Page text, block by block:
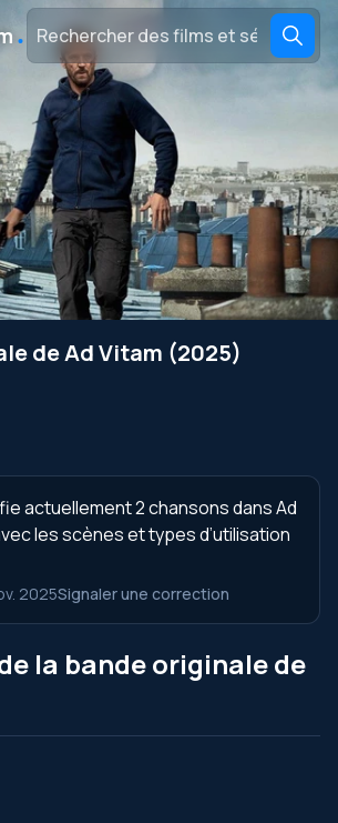
․
de Ad Vitam (2025)
actuellement 2 chansons dans Ad
les scènes et types d’utilisation
2025Signaler une correction
la bande originale de